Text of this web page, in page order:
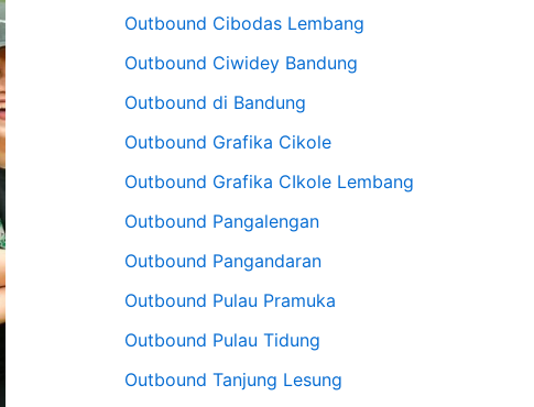
Outbound Cibodas Lembang
Outbound Ciwidey Bandung
Outbound di Bandung
Outbound Grafika Cikole
Outbound Grafika CIkole Lembang
Outbound Pangalengan
Outbound Pangandaran
Outbound Pulau Pramuka
Outbound Pulau Tidung
Outbound Tanjung Lesung